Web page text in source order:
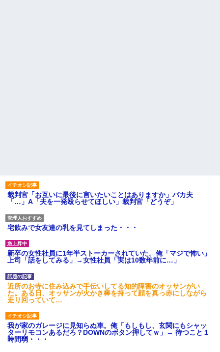
裁判官「お互いに最後に言いたいことはありますか」バカ夫
「…」A「夫を一発殴らせてほしい」裁判官「どうぞ」
宅飲みで女友達の乳を見てしまった・・・
新卒の女性社員に1年半ストーカーされていた。俺「マジで怖い」
上司「話をしてみる」→女性社員「実は10数年前に…」
近所のお寺に住み込みで手伝いしてる知的障害のオッサンがい
た。ある日、オッサンが火かき棒を持って顔を真っ赤にしながら
走り回っていて…
我が家のガレージに見知らぬ車。俺「もしもし、玄関にもシャッ
ターリモコンあるだろ？DOWNのボタン押してｗ」→ 待つこと１
時間弱・・・